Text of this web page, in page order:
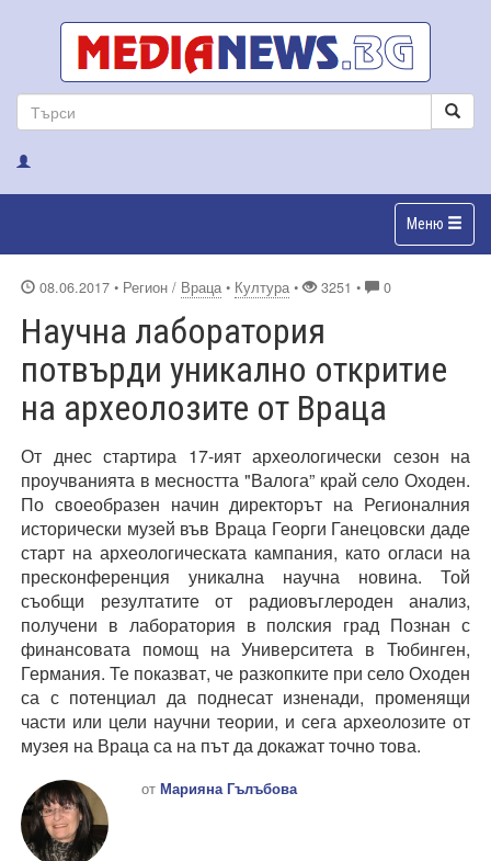
Меню
08.06.2017 • Регион / Враца • Култура • 3251 • 0
Научна лаборатория
потвърди уникално откритие
на археолозите от Враца
От днес стартира 17-ият археологически сезон на
проучванията в месността "Валога” край село Оходен.
По своеобразен начин директорът на Регионалния
исторически музей във Враца Георги Ганецовски даде
старт на археологическата кампания, като огласи на
пресконференция уникална научна новина. Той
съобщи резултатите от радиовъглероден анализ,
получени в лаборатория в полския град Познан с
финансовата помощ на Университета в Тюбинген,
Германия. Те показват, че разкопките при село Оходен
са с потенциал да поднесат изненади, променящи
части или цели научни теории, и сега археолозите от
музея на Враца са на път да докажат точно това.
от Марияна Гълъбова